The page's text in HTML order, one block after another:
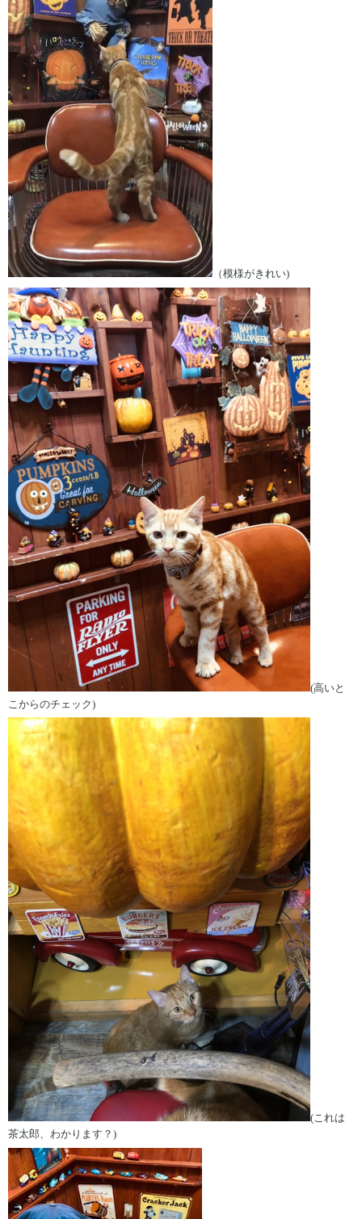
（模様がきれい)
(高いと
こからのチェック)
(これは
茶太郎、わかります？)